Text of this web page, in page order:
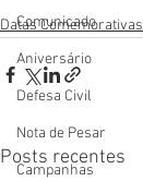
Comunicado
Aniversário
Defesa Civil
Nota de Pesar
Campanhas
Datas Comemorativas
Posts recentes